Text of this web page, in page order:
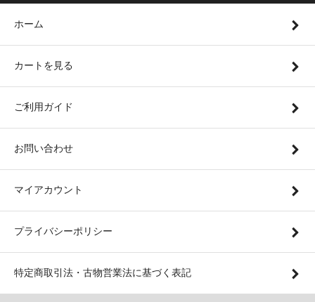
ホーム
カートを見る
ご利用ガイド
お問い合わせ
マイアカウント
プライバシーポリシー
特定商取引法・古物営業法に基づく表記